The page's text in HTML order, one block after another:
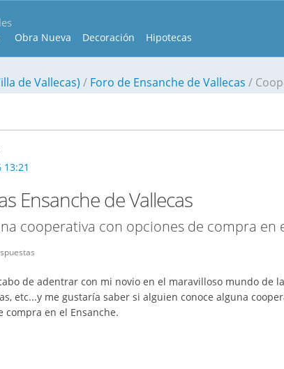
Obra Nueva Decoración Hipotecas
de Vallecas) Foro de Ensanche de Vallecas
Ensanche de Vallecas
cooperativa con opciones de compra en
de adentrar con mi novio en el maravilloso mundo de
etc...y me gustaría saber si alguien conoce alguna
compra en el Ensanche.